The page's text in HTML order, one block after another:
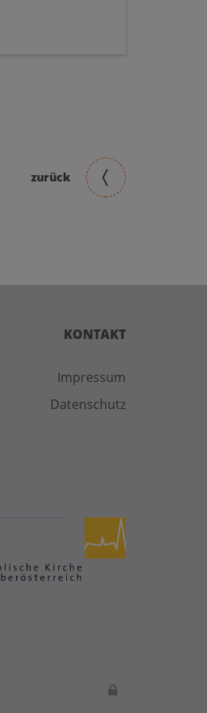
zurück
KONTAKT
Impressum
Datenschutz